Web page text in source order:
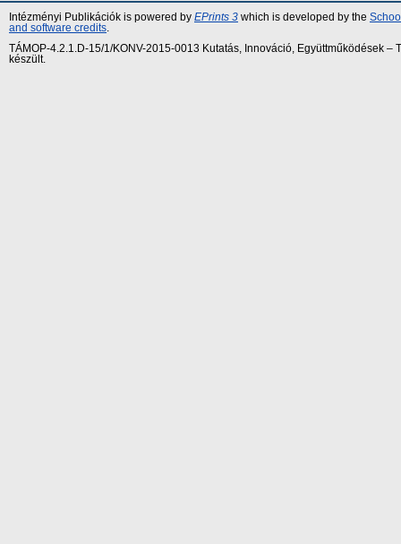
Intézményi Publikációk is powered by EPrints 3 which is developed by the
and software credits
TÁMOP-4.2.1.D-15/1/KONV-2015-0013 Kutatás, Innováció, Együttműködések
készült.